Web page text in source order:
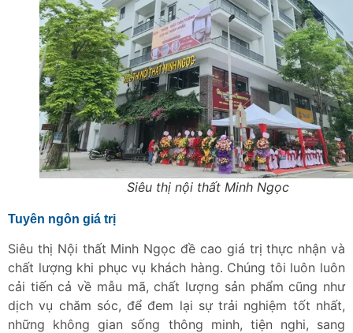
Siêu thị nội thất Minh Ngọc
Tuyên ngôn giá trị
Siêu thị Nội thất Minh Ngọc đề cao giá trị thực nhận và
chất lượng khi phục vụ khách hàng. Chúng tôi luôn luôn
cải tiến cả về mẫu mã, chất lượng sản phẩm cũng như
dịch vụ chăm sóc, để đem lại sự trải nghiệm tốt nhất,
những không gian sống thông minh, tiện nghi, sang